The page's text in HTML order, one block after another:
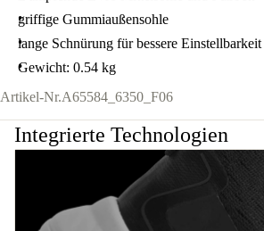
griffige Gummiaußensohle
lange Schnürung für bessere Einstellbarkeit
Gewicht: 0.54 kg
Artikel-Nr.A65584_6350_F06
Integrierte Technologien